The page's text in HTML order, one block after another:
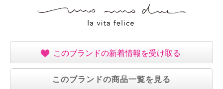
このブランドの新着情報を受け取る
このブランドの商品一覧を見る